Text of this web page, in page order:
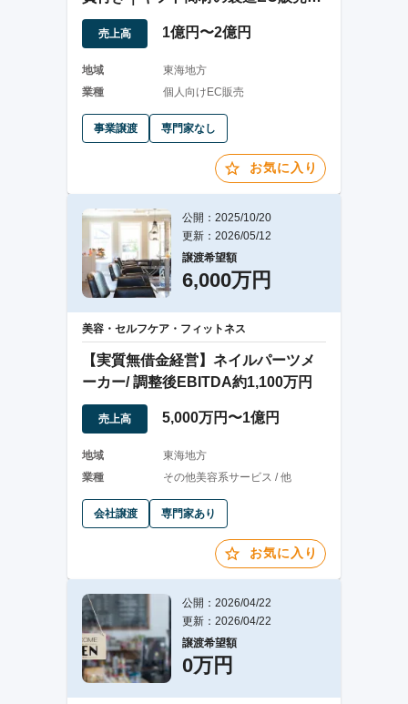
業の譲渡
売上高 1億円〜2億円
地域
東海地方
業種
個人向けEC販売
事業譲渡 専門家なし
お気に入り
公開：2025/10/20
更新：2026/05/12
譲渡希望額
6,000万円
美容・セルフケア・フィットネス
【実質無借金経営】ネイルパーツメ
ーカー/ 調整後EBITDA約1,100万円
売上高 5,000万円〜1億円
地域
東海地方
業種
その他美容系サービス / 他
会社譲渡 専門家あり
お気に入り
公開：2026/04/22
更新：2026/04/22
譲渡希望額
0万円